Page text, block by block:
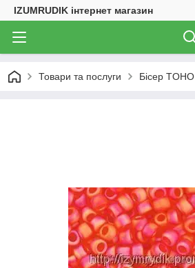
IZUMRUDIK інтернет магазин
Товари та послуги Бісер TOHO